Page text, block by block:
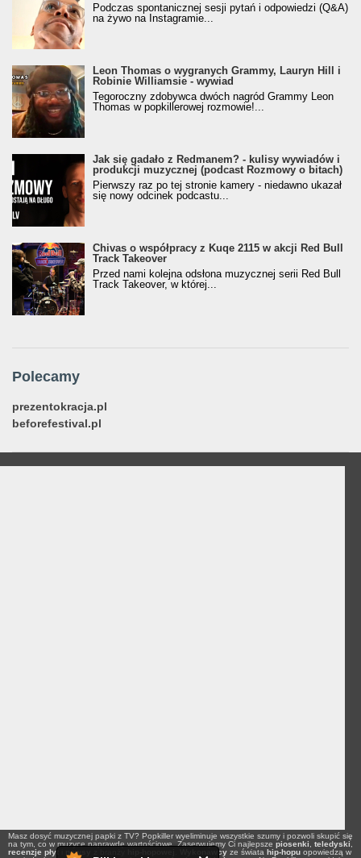
Podczas spontanicznej sesji pytań i odpowiedzi (Q&A)
na żywo na Instagramie...
Leon Thomas o wygranych Grammy, Lauryn Hill i
Robinie Williamsie - wywiad
Tegoroczny zdobywca dwóch nagród Grammy Leon
Thomas w popkillerowej rozmowie!...
Jak się gadało z Redmanem? - kulisy wywiadów i
produkcji muzycznej (podcast Rozmowy o bitach)
Pierwszy raz po tej stronie kamery - niedawno ukazał
się nowy odcinek podcastu...
Chivas o współpracy z Kuqe 2115 w akcji Red Bull
Track Takeover
Przed nami kolejna odsłona muzycznej serii Red Bull
Track Takeover, w której...
Polecamy
prezentokracja.pl
beforefestival.pl
Masz dosyć muzycznej papki z TV? Popkiller wyeliminuje wszystkie szumy i pozwoli skupić się
na tym, co w muzyce naprawdę wartościowe. Zaserwujemy Ci najlepsze piosenki, teledyski,
recenzje płyt
newsy Wykonawcy ze świata hip-hopu opowiedzą w